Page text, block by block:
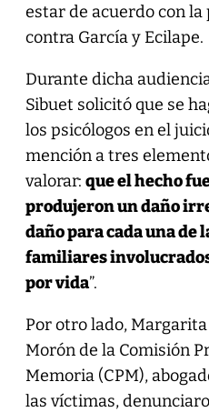
estar de acuerdo con
contra García y Ecilape.
Durante dicha
Sibuet solicitó que se
los psicólogos en el
mención a tres
valorar: que el hecho
produjeron un daño
daño para cada una de
familiares
por vida”.
Por otro lado,
Morón de la Comisión
Memoria (CPM),
las víctimas,